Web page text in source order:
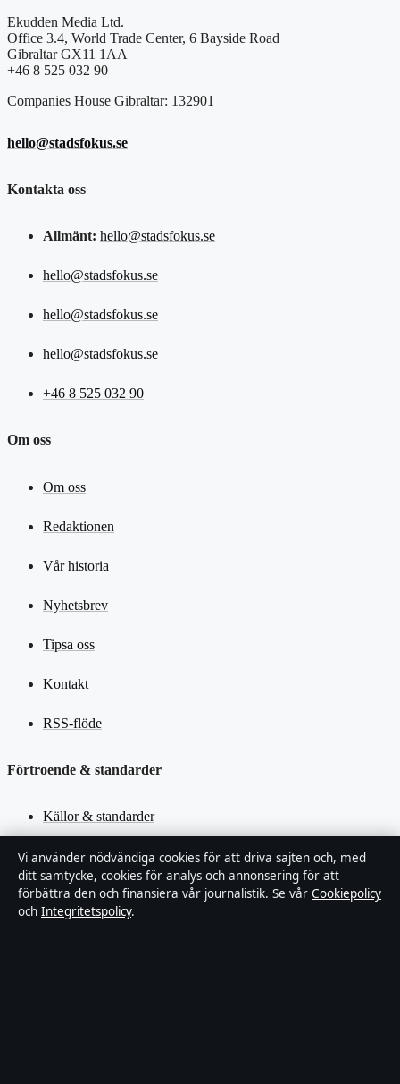
Ekudden Media Ltd.
Office 3.4, World Trade Center, 6 Bayside Road
Gibraltar GX11 1AA
+46 8 525 032 90
Companies House Gibraltar: 132901
hello@stadsfokus.se
Kontakta oss
Allmänt: hello@stadsfokus.se
hello@stadsfokus.se
hello@stadsfokus.se
hello@stadsfokus.se
+46 8 525 032 90
Om oss
Om oss
Redaktionen
Vår historia
Nyhetsbrev
Tipsa oss
Kontakt
RSS-flöde
Förtroende & standarder
Källor & standarder
Redaktionell policy
Rättelsepolicy
Vi använder nödvändiga cookies för att driva sajten och, med
ditt samtycke, cookies för analys och annonsering för att
förbättra den och finansiera vår journalistik. Se vår Cookiepolicy
och Integritetspolicy.